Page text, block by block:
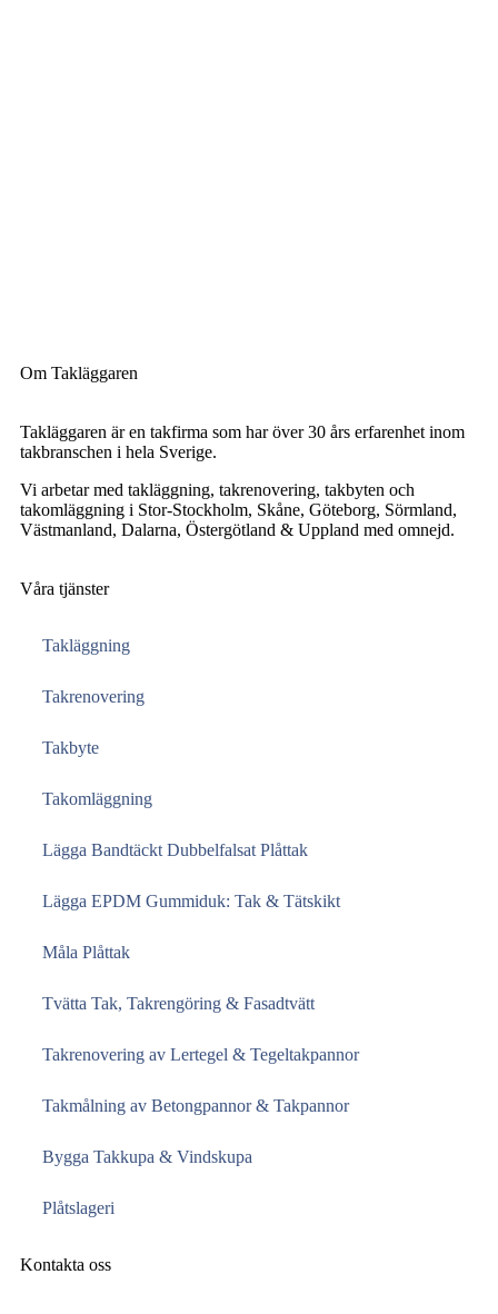
Om Takläggaren
Takläggaren är en takfirma som har över 30 års erfarenhet inom
takbranschen i hela Sverige.
Vi arbetar med takläggning, takrenovering, takbyten och
takomläggning i Stor-Stockholm, Skåne, Göteborg, Sörmland,
Västmanland, Dalarna, Östergötland & Uppland med omnejd.
Våra tjänster
Takläggning
Takrenovering
Takbyte
Takomläggning
Lägga Bandtäckt Dubbelfalsat Plåttak
Lägga EPDM Gummiduk: Tak & Tätskikt
Måla Plåttak
Tvätta Tak, Takrengöring & Fasadtvätt
Takrenovering av Lertegel & Tegeltakpannor
Takmålning av Betongpannor & Takpannor
Bygga Takkupa & Vindskupa
Plåtslageri
Kontakta oss